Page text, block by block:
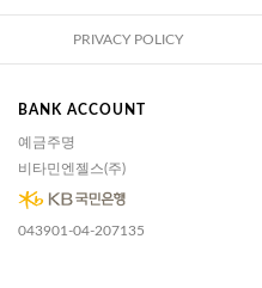
PRIVACY POLICY
BANK ACCOUNT
예금주명
비타민엔젤스(주)
043901-04-207135